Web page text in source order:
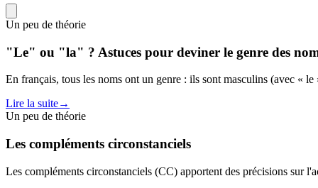
Un peu de théorie
"Le" ou "la" ? Astuces pour deviner le genre des
En français, tous les noms ont un genre : ils sont masculins (avec «
Lire la suite→
Un peu de théorie
Les compléments circonstanciels
Les compléments circonstanciels (CC) apportent des précisions sur